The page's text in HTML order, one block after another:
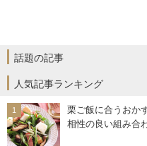
話題の記事
人気記事ランキング
栗ご飯に合うおか
相性の良い組み合